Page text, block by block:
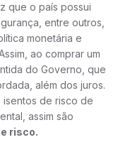
que o país possui
entre outros,
monetária e
ao comprar um
do Governo, que
além dos juros.
de risco de
assim são
risco.